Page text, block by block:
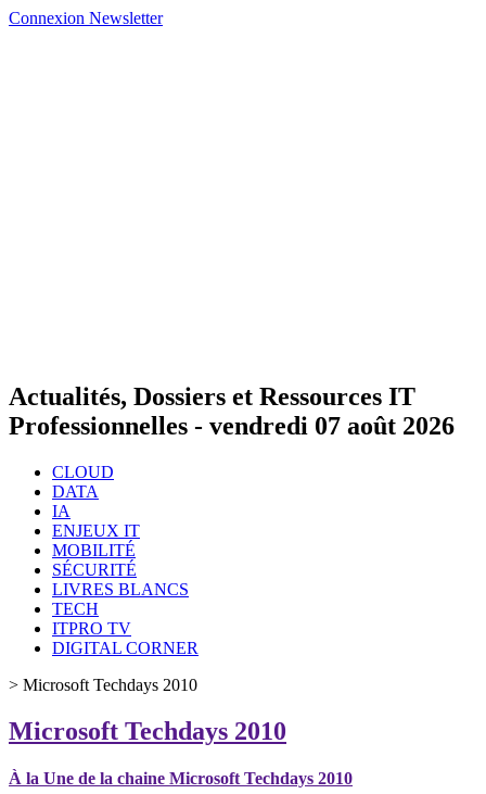
Connexion Newsletter
Actualités, Dossiers et Ressources IT
Professionnelles - vendredi 07 août 2026
CLOUD
DATA
IA
ENJEUX IT
MOBILITÉ
SÉCURITÉ
LIVRES BLANCS
TECH
ITPRO TV
DIGITAL CORNER
> Microsoft Techdays 2010
Microsoft Techdays 2010
À la Une de la chaine Microsoft Techdays 2010